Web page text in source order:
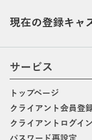
現在の登録キャ
サービス
トップページ
クライアント会員登
クライアントログイン